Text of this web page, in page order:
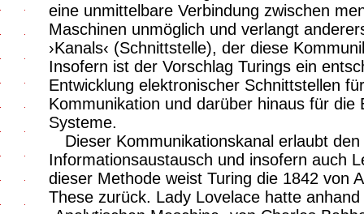
eine unmittelbare Verbindung zwischen
Maschinen unmöglich und verlangt
›Kanals‹ (Schnittstelle), der diese
Insofern ist der Vorschlag Turings ein
Entwicklung elektronischer Schnittstellen
Kommunikation und darüber hinaus für die
Systeme.
Dieser Kommunikationskanal erlaubt
Informationsaustausch und insofern auch
dieser Methode weist Turing die 1842 von
These zurück. Lady Lovelace hatte